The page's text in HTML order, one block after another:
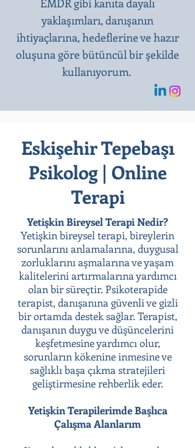
EMDR gibi kanıta dayalı
yaklaşımları, danışanın
ihtiyaçlarına, hedeflerine ve hazır
oluşuna göre bütüncül bir şekilde
kullanıyorum.
Eskişehir Tepebaşı
Psikolog | Online
Terapi
Yetişkin Bireysel Terapi Nedir?
Yetişkin bireysel terapi, bireylerin
sorunlarını anlamalarına, duygusal
zorluklarını aşmalarına ve yaşam
kalitelerini artırmalarına yardımcı
olan bir süreçtir. Psikoterapide
terapist, danışanına güvenli ve gizli
bir ortamda destek sağlar. Terapist,
danışanın duygu ve düşüncelerini
keşfetmesine yardımcı olur,
sorunların kökenine inmesine ve
sağlıklı başa çıkma stratejileri
geliştirmesine rehberlik eder.
Yetişkin Terapilerimde Başlıca
Çalışma Alanlarım